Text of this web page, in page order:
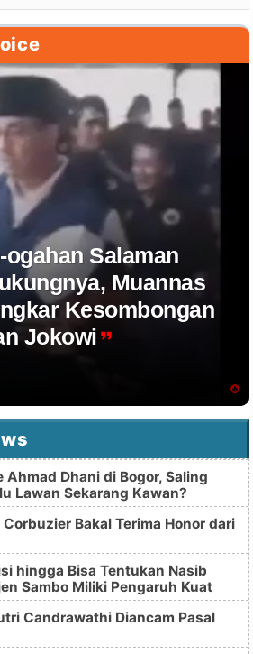
Salaman
Muannas
Kesombongan
Jokowi
Ahmad Dhani di Bogor, Saling
Lawan Sekarang Kawan?
Bakal Terima Honor dari
hingga Bisa Tentukan Nasib
Sambo Miliki Pengaruh Kuat
Candrawathi Diancam Pasal